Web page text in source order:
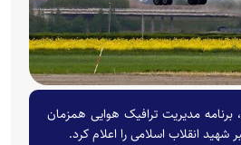
برنامه‌ مدیریت ترافیک هوایی همزمان
شهید انقلاب اسلامی را اعلام کرد.